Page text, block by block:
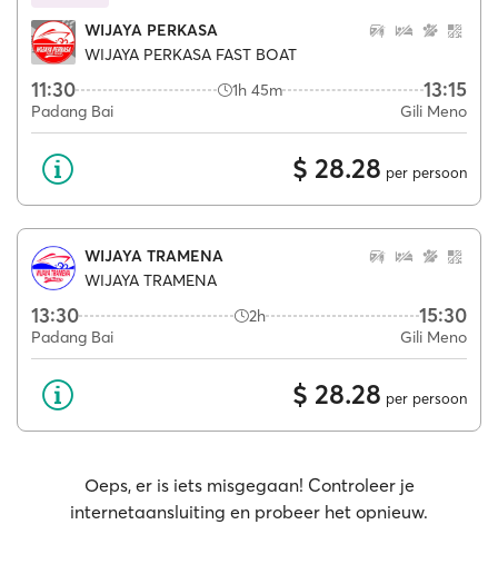
WIJAYA PERKASA
WIJAYA PERKASA FAST BOAT
11:30 1h 45m 13:15
Padang Bai Gili Meno
$ 28.28 per persoon
WIJAYA TRAMENA
WIJAYA TRAMENA
13:30 2h 15:30
Padang Bai Gili Meno
$ 28.28 per persoon
Oeps, er is iets misgegaan! Controleer je
internetaansluiting en probeer het opnieuw.